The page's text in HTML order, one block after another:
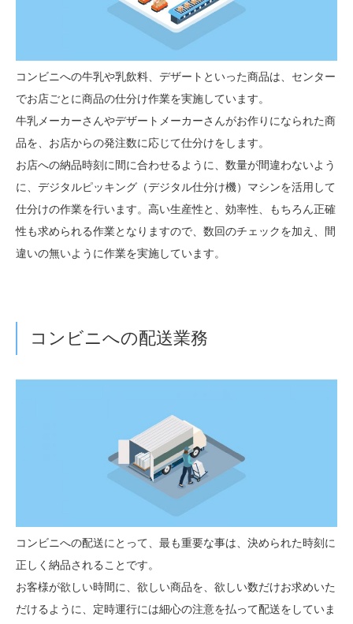
コンビニへの牛乳や乳飲料、デザートといった商品は、センター
でお店ごとに商品の仕分け作業を実施しています。
牛乳メーカーさんやデザートメーカーさんがお作りになられた商
品を、お店からの発注数に応じて仕分けをします。
お店への納品時刻に間に合わせるように、数量が間違わないよう
に、デジタルピッキング（デジタル仕分け機）マシンを活用して
仕分けの作業を行います。高い生産性と、効率性、もちろん正確
性も求められる作業となりますので、数回のチェックを加え、間
違いの無いように作業を実施しています。
コンビニへの配送業務
コンビニへの配送にとって、最も重要な事は、決められた時刻に
正しく納品されることです。
お客様が欲しい時間に、欲しい商品を、欲しい数だけお求めいた
だけるように、定時運行には細心の注意を払って配送をしていま